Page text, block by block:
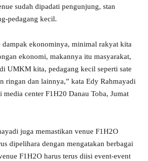
sudah dipadati pengunjung, stan
pedagang kecil.
dampak ekonominya, minimal rakyat kita
ekonomi, makannya itu masyarakat,
UMKM kita, pedagang kecil seperti sate
ringan dan lainnya,” kata Edy Rahmayadi
media center F1H20 Danau Toba, Jumat
juga memastikan venue F1H2O
dipelihara dengan mengatakan berbagai
F1H2O harus terus diisi event-event